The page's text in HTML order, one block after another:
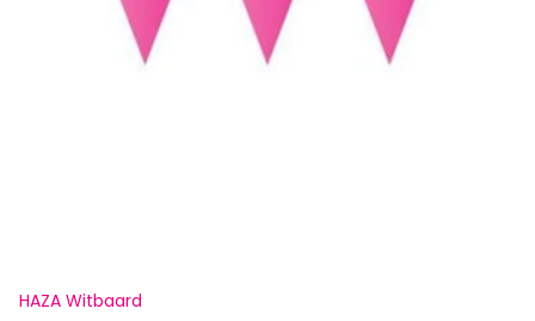
HAZA Witbaard